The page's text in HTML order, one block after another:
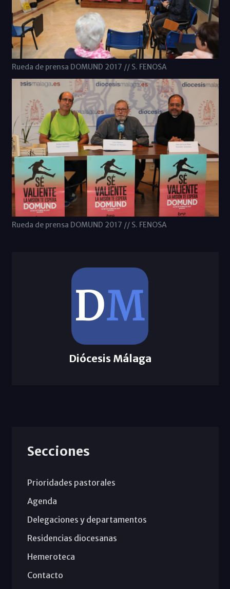
Rueda de prensa DOMUND 2017 // S. FENOSA
Rueda de prensa DOMUND 2017 // S. FENOSA
Diócesis Málaga
Secciones
Prioridades pastorales
Agenda
Delegaciones y departamentos
Residencias diocesanas
Hemeroteca
Contacto